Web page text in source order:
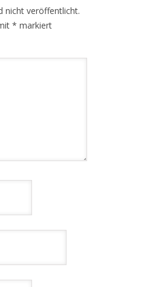
nicht veröffentlicht.
* markiert